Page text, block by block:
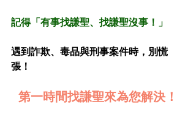
記得「有事找謙聖、找謙聖沒事！」
遇到詐欺、毒品與刑事案件時，別慌
張！﻿
第一時間找謙聖來為您解決！﻿